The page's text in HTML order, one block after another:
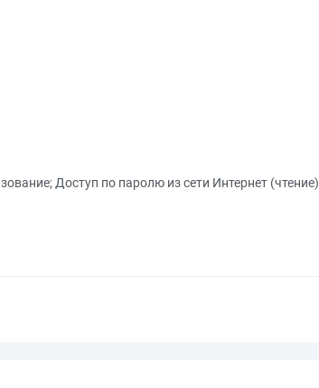
; Доступ по паролю из сети Интернет (чтение)